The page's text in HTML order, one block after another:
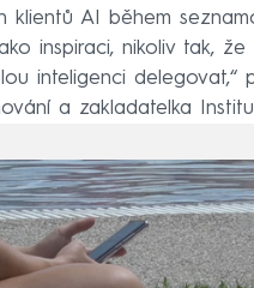
klientů AI během
inspiraci, nikoliv tak,
inteligenci delegovat,“
a zakladatelka